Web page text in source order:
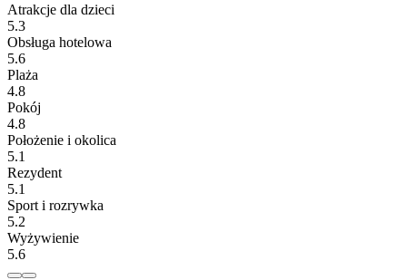
Atrakcje dla dzieci
5.3
Obsługa hotelowa
5.6
Plaża
4.8
Pokój
4.8
Położenie i okolica
5.1
Rezydent
5.1
Sport i rozrywka
5.2
Wyżywienie
5.6